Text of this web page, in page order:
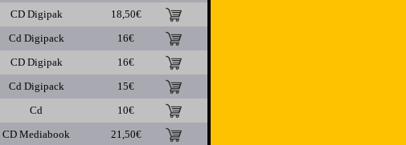
CD Digipak
18,50€
Cd Digipack
16€
CD Digipak
16€
Cd Digipack
15€
Cd
10€
CD Mediabook
21,50€